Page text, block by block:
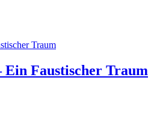
Faustischer Traum